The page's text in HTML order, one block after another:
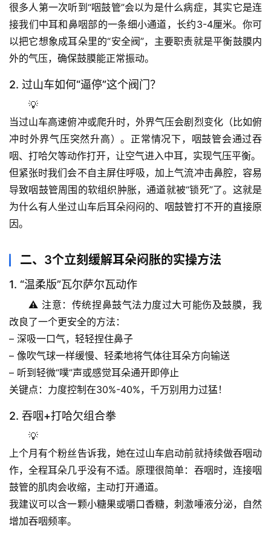
首
专
题
列
表
很多人第一次听到“咽鼓管”会以为是什么病症，其实它是连
接我们中耳和鼻咽部的一条细小通道，长约3-4厘米。你可
以把它想象成耳朵里的“安全阀”，主要职责就是平衡鼓膜内
外的气压，确保鼓膜能正常振动。
2. 过山车如何“逼停”这个阀门？
💡
当过山车高速俯冲或爬升时，外界气压会剧烈变化（比如俯
冲时外界气压突然升高）。正常情况下，咽鼓管会通过吞
咽、打哈欠等动作打开，让空气进入中耳，实现气压平衡。
但紧张时我们会不自主屏住呼吸，加上气流冲击鼻腔，容易
导致咽鼓管周围的软组织肿胀，通道就被“锁死”了。这就是
为什么有人坐过山车后耳朵闷闷的、咽鼓管打不开的直接原
因。
二、3个立刻缓解耳朵闷胀的实操方法
1. “温柔版”瓦尔萨尔瓦动作
⚠️ 注意：传统捏鼻鼓气法力度过大可能伤及鼓膜，我
改良了一个更安全的方法：
– 深吸一口气，轻轻捏住鼻子
– 像吹气球一样缓慢、轻柔地将气体往耳朵方向输送
– 听到轻微“噗”声或感觉耳朵通开即停止
关键点：力度控制在30%-40%，千万别用力过猛！
2. 吞咽+打哈欠组合拳
💡
上个月有个粉丝告诉我，她在过山车启动前就持续做吞咽动
作，全程耳朵几乎没有不适。原理很简单：吞咽时，连接咽
鼓管的肌肉会收缩，主动打开通道。
我建议可以含一颗小糖果或嚼口香糖，刺激唾液分泌，自然
增加吞咽频率。